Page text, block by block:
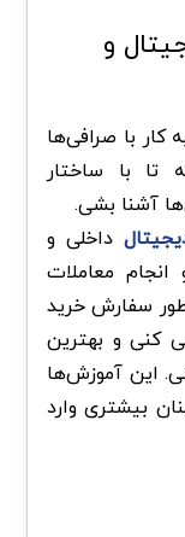
و
کار با صرافی‌ها
با ساختار
آشنا بشی.
داخلی و
معاملات
سفارش خرید
کنی و بهترین
این آموزش‌ها
بیشتری وارد